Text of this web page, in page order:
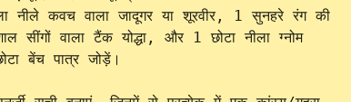
नीले कवच वाला जादूगर या शूरवीर, 1 सुनहरे रंग की
सींगों वाला टैंक योद्धा, और 1 छोटा नीला ग्नोम
बेंच पात्र जोड़ें।